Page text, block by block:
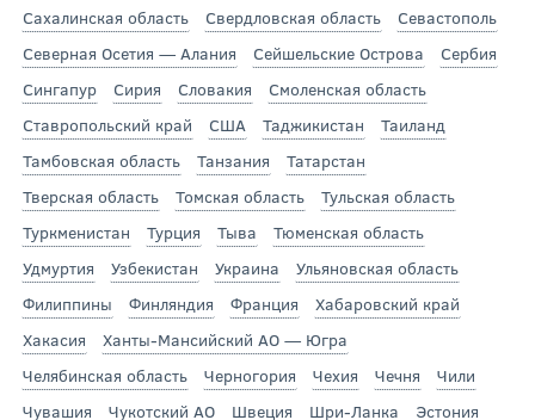
Сахалинская область
Свердловская область
Севастополь
Северная Осетия — Алания
Сейшельские Острова
Сербия
Сингапур
Сирия Словакия
Смоленская область
Ставропольский край
США Таджикистан
Таиланд
Тамбовская область
Танзания
Татарстан
Тверская область
Томская область
Тульская область
Туркменистан
Турция Тыва
Тюменская область
Удмуртия
Узбекистан Украина
Ульяновская область
Филиппины
Финляндия Франция
Хабаровский край
Хакасия
Ханты-Мансийский АО — Югра
Челябинская область
Черногория Чехия Чечня
Чили
Чувашия
Чукотский АО Швеция Шри-Ланка
Эстония